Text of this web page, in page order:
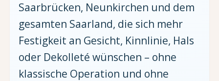
Saarbrücken, Neunkirchen und dem
gesamten Saarland, die sich mehr
Festigkeit an Gesicht, Kinnlinie, Hals
oder Dekolleté wünschen – ohne
klassische Operation und ohne